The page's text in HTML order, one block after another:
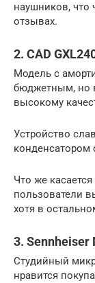
наушников, что
отзывах.
2. CAD
Модель с
бюджетным, но
высокому
Устройство
конденсатором
Что же
пользователи
хотя в
3. Sennheiser
Студийный
нравится